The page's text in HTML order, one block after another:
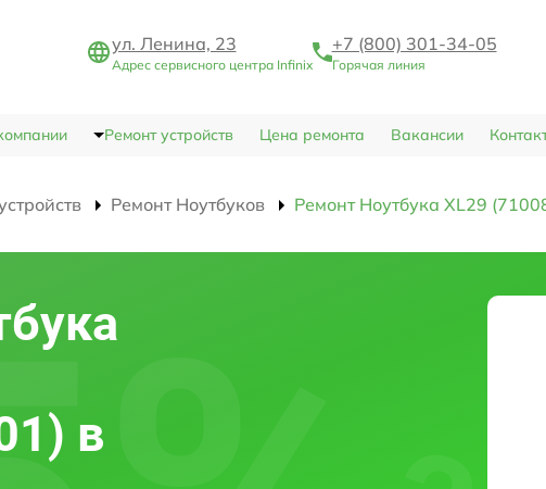
ул. Ленина, 23
Адрес сервисного центра Infinix
+7 (800) 301-34-05
Горячая линия
Ремонт устройств Цена ремонта Вакансии
Ремонт Ноутбуков Ремонт Ноутбука XL29
в